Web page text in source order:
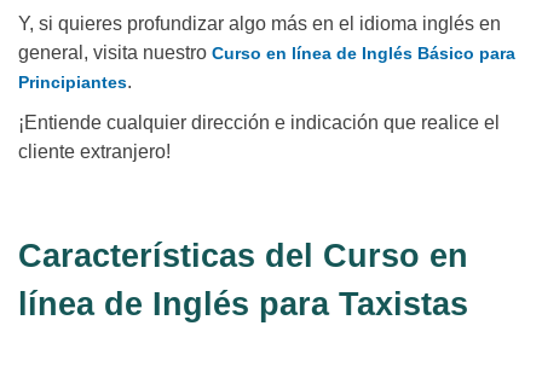
Y, si quieres profundizar algo más en el idioma inglés en
general, visita nuestro Curso en línea de Inglés Básico para
Principiantes.
¡Entiende cualquier dirección e indicación que realice el
cliente extranjero!
Características del Curso en
línea de Inglés para Taxistas